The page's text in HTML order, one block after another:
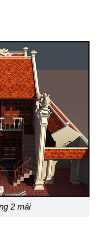
2 mái